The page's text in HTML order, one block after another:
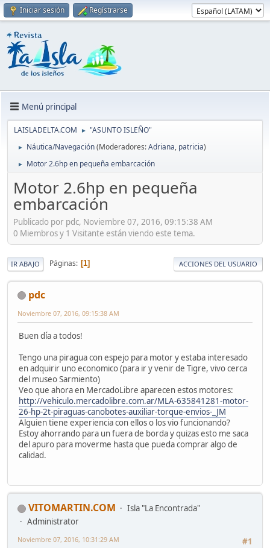
Iniciar sesión Regístrarse
Menú principal
LAISLADELTA.COM ► "ASUNTO ISLEÑO"
► Náutica/Navegación(Moderadores:Adriana, patricia)
► Motor 2.6hp en pequeña embarcación
Motor 2.6hp en pequeña
embarcación
Publicado por pdc, Noviembre 07, 2016, 09:15:38 AM
0 Miembros y 1 Visitante están viendo este tema.
IR ABAJO Páginas 1 ACCIONES DEL USUARIO
pdc
Noviembre 07, 2016, 09:15:38 AM
Buen día a todos!
Tengo una piragua con espejo para motor y estaba interesado
en adquirir uno economico (para ir y venir de Tigre, vivo cerca
del museo Sarmiento)
Veo que ahora en MercadoLibre aparecen estos motores:
http://vehiculo.mercadolibre.com.ar/MLA-635841281-motor-
26-hp-2t-piraguas-canobotes-auxiliar-torque-envios-_JM
Alguien tiene experiencia con ellos o los vio funcionando?
Estoy ahorrando para un fuera de borda y quizas esto me saca
del apuro para moverme hasta que pueda comprar algo de
calidad.
VITOMARTIN.COM
Isla "La Encontrada"
Administrator
#1
Noviembre 07, 2016, 10:31:29 AM